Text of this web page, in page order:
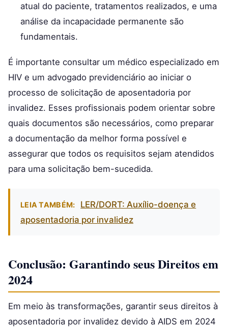
atual do paciente, tratamentos realizados, e uma
análise da incapacidade permanente são
fundamentais.
É importante consultar um médico especializado em
HIV e um advogado previdenciário ao iniciar o
processo de solicitação de aposentadoria por
invalidez. Esses profissionais podem orientar sobre
quais documentos são necessários, como preparar
a documentação da melhor forma possível e
assegurar que todos os requisitos sejam atendidos
para uma solicitação bem-sucedida.
LEIA TAMBÉM:
LER/DORT: Auxílio-doença e
aposentadoria por invalidez
Conclusão: Garantindo seus Direitos em
2024
Em meio às transformações, garantir seus direitos à
aposentadoria por invalidez devido à AIDS em 2024